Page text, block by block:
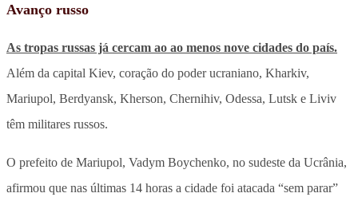
Avanço russo
As tropas russas já cercam ao ao menos nove cidades do país.
Além da capital Kiev, coração do poder ucraniano, Kharkiv,
Mariupol, Berdyansk, Kherson, Chernihiv, Odessa, Lutsk e Liviv
têm militares russos.
O prefeito de Mariupol, Vadym Boychenko, no sudeste da Ucrânia,
afirmou que nas últimas 14 horas a cidade foi atacada “sem parar”